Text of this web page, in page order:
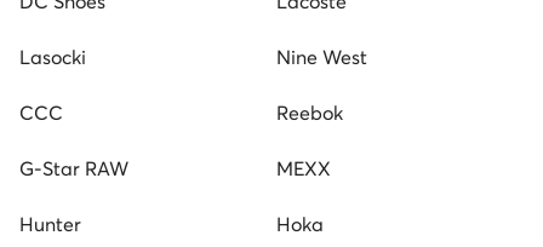
Lasocki Nine West
CCC Reebok
G-Star RAW MEXX
Hunter Hoka